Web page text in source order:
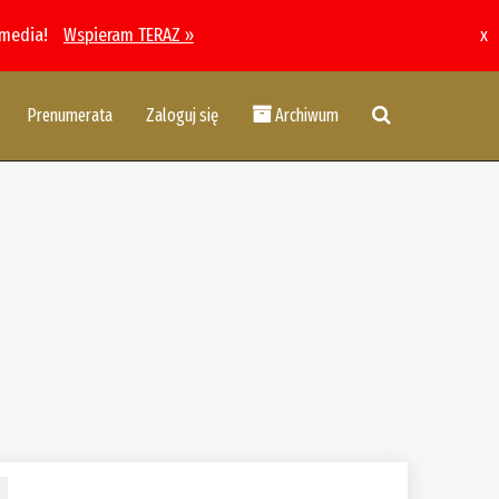
Wspieram TERAZ » x
Prenumerata Zaloguj się Archiwum